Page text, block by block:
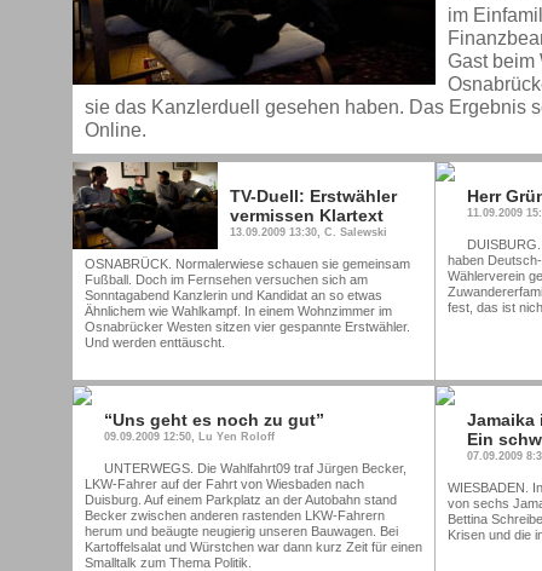
im
Gast beim
sie das Kanzlerduell gesehen haben. Das Ergebnis
Online.
TV-Duell: Erstwähler
vermissen Klartext
13.09.2009 13:30, C. Salewski
OSNABRÜCK. Normalerwiese schauen sie gemeinsam
Fußball. Doch im Fernsehen versuchen sich am
Sonntagabend Kanzlerin und Kandidat an so etwas
Ähnlichem wie Wahlkampf. In einem Wohnzimmer im
Osnabrücker Westen sitzen vier gespannte Erstwähler.
Und werden enttäuscht.
Herr
11.09.2009
haben
Wählerverein
fest, das ist
“Uns geht es noch zu gut”
09.09.2009 12:50, Lu Yen Roloff
UNTERWEGS. Die Wahlfahrt09 traf Jürgen Becker,
LKW-Fahrer auf der Fahrt von Wiesbaden nach
Duisburg. Auf einem Parkplatz an der Autobahn stand
Becker zwischen anderen rastenden LKW-Fahrern
herum und beäugte neugierig unseren Bauwagen. Bei
Kartoffelsalat und Würstchen war dann kurz Zeit für einen
Smalltalk zum Thema Politik.
Jamaika
Ein
07.09.2009
WIESBADEN.
von sechs
Bettina
Krisen und die